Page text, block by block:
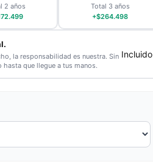
2 años
Total 3 años
+$264.498
la responsabilidad es nuestra. Sin
que llegue a tus manos.
Incluido